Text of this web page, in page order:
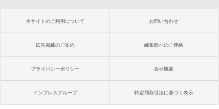
本サイトのご利用について お問い合わせ
広告掲載のご案内 編集部へのご連絡
プライバシーポリシー 会社概要
インプレスグループ 特定商取引法に基づく表示